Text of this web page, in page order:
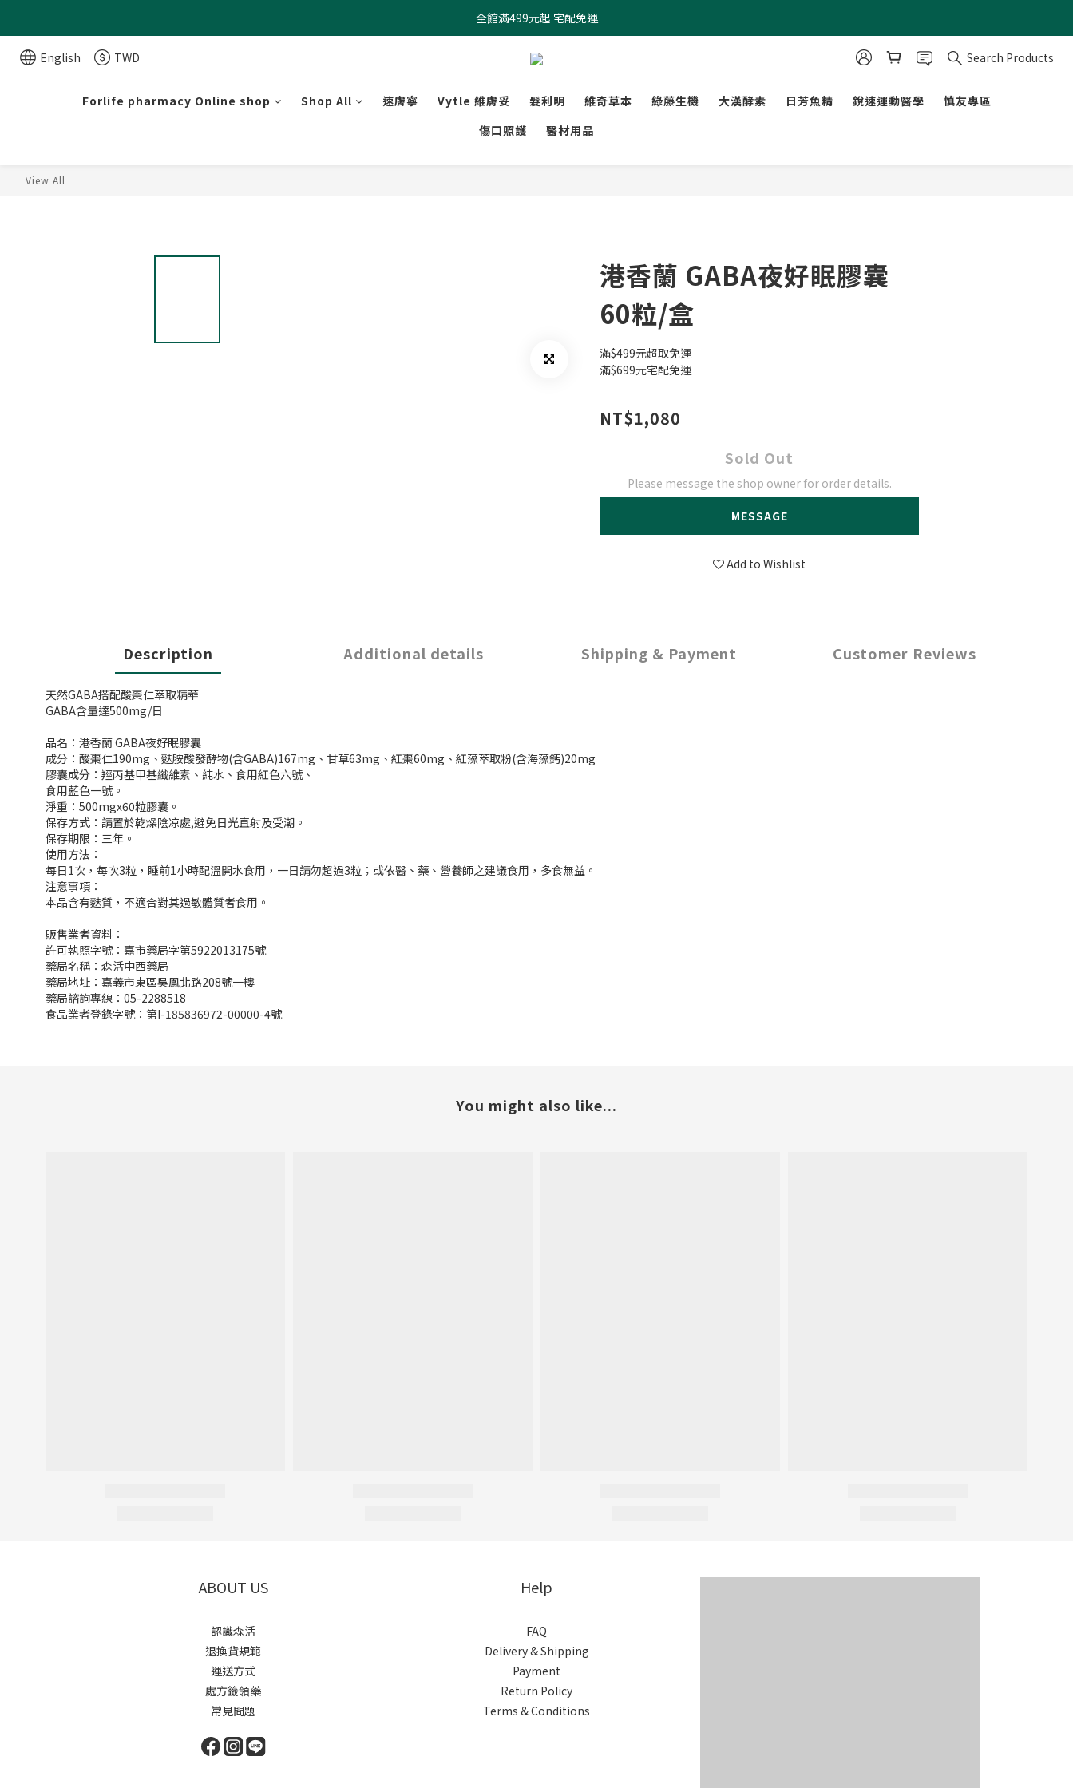
全館滿499元起 宅配免運
全館滿499元起 宅配免運
加入會員 $100元購物金現領現折
English TWD Search Products
Forlife pharmacy Online shop Shop All 速膚寧 Vytle 維膚妥 髮利明 維奇草本 綠藤生機 大漢酵素 日芳魚精 銳速運動醫學
慎友專區
傷口照護
醫材用品
View All
港香蘭 GABA夜好眠膠囊
60粒/盒
滿$499元超取免運
滿$699元宅配免運
NT$1,080
Sold Out
Please message the shop owner for order details.
MESSAGE
Add to Wishlist
Description Additional details Shipping & Payment Customer Reviews
天然GABA搭配酸棗仁萃取精華
GABA含量達500mg/日
品名：港香蘭 GABA夜好眠膠囊
成分：酸棗仁190mg、麩胺酸發酵物(含GABA)167mg、甘草63mg、紅棗60mg、紅藻萃取粉(含海藻鈣)20mg
膠囊成分：羥丙基甲基纖維素、純水、食用紅色六號、
食用藍色一號。
淨重：500mgx60粒膠囊。
保存方式：請置於乾燥陰凉處,避免日光直射及受潮。
保存期限：三年。
使用方法：
每日1次，每次3粒，睡前1小時配溫開水食用，一日請勿超過3粒；或依醫、藥、營養師之建議食用，多食無益。
注意事項：
本品含有麩質，不適合對其過敏體質者食用。
販售業者資料：
許可執照字號：嘉市藥局字第5922013175號
藥局名稱：森活中西藥局
藥局地址：嘉義市東區吳鳳北路208號一樓
藥局諮詢專線：05-2288518
食品業者登錄字號：第I-185836972-00000-4號
You might also like...
ABOUT US
認識森活
退換貨規範
運送方式
處方籤領藥
常見問題
Help
FAQ
Delivery & Shipping
Payment
Return Policy
Terms & Conditions